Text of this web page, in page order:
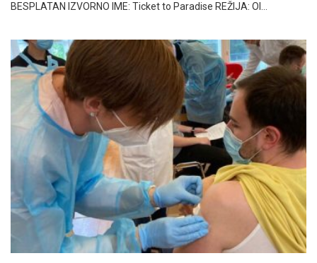
BESPLATAN IZVORNO IME: Ticket to Paradise REŽIJA: Ol…